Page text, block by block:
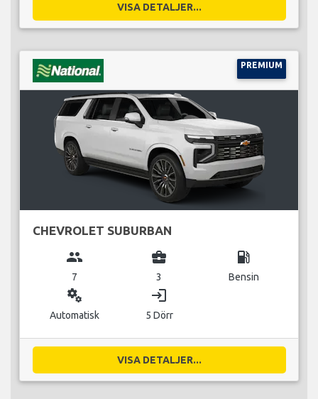
VISA DETALJER...
PREMIUM
CHEVROLET SUBURBAN
group
7
business_center
3
local_gas_station
Bensin
miscellaneous_services
Automatisk
login
5 Dörr
VISA DETALJER...